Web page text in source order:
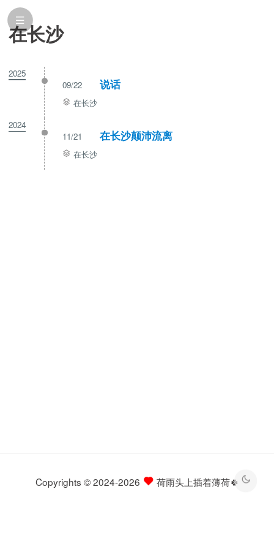
在长沙
2025
09/22
说话
在长沙
2024
11/21
在长沙颠沛流离
在长沙
Copyrights © 2024-2026 荷雨头上插着薄荷🍀